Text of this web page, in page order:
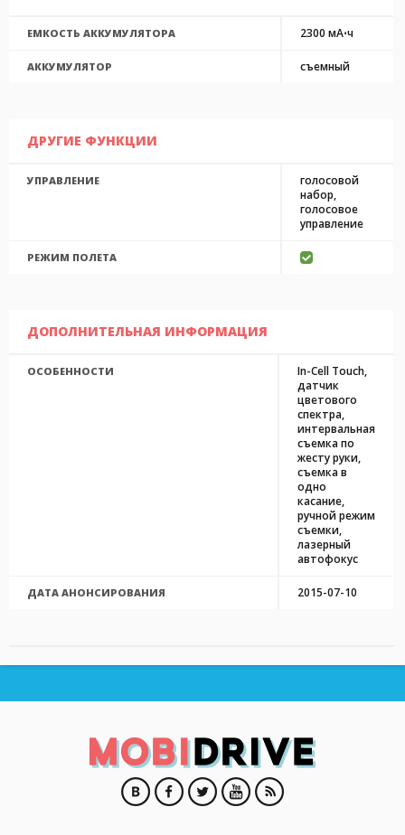
ЕМКОСТЬ АККУМУЛЯТОРА 2300 мА⋅ч
АККУМУЛЯТОР съемный
ДРУГИЕ ФУНКЦИИ
УПРАВЛЕНИЕ
голосовой
набор,
голосовое
управление
РЕЖИМ ПОЛЕТА
ДОПОЛНИТЕЛЬНАЯ ИНФОРМАЦИЯ
ОСОБЕННОСТИ
In-Cell Touch,
датчик
цветового
спектра,
интервальная
съемка по
жесту руки,
съемка в
одно
касание,
ручной режим
съемки,
лазерный
автофокус
ДАТА АНОНСИРОВАНИЯ 2015-07-10